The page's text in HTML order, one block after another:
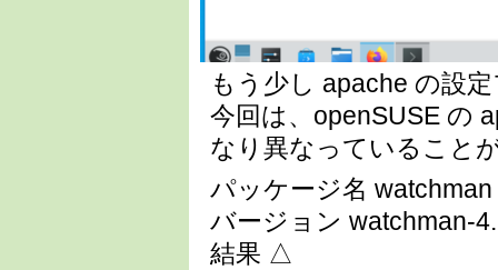
もう少し apache の設
今回は、openSUSE の
なり異なっていること
パッケージ名 watchman
バージョン watchman-
結果 △